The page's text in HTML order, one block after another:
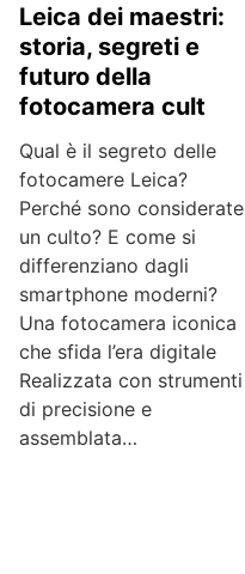
Leica dei maestri:
storia, segreti e
futuro della
fotocamera cult
Qual è il segreto delle
fotocamere Leica?
Perché sono considerate
un culto? E come si
differenziano dagli
smartphone moderni?
Una fotocamera iconica
che sfida l’era digitale
Realizzata con strumenti
di precisione e
assemblata…